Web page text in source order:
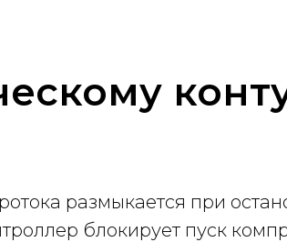
размыкается при
блокирует пуск